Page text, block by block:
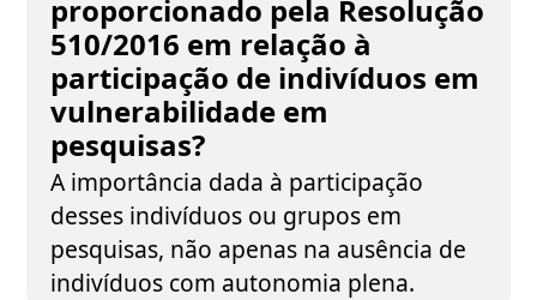
proporcionado pela Resolução
510/2016 em relação à
participação de indivíduos em
vulnerabilidade em
pesquisas?
A importância dada à participação
desses indivíduos ou grupos em
pesquisas, não apenas na ausência de
indivíduos com autonomia plena.